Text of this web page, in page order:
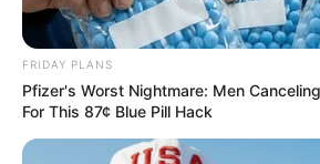
fazendo um bonito e simples
para sua casa.
FRIDAY PLANS
Pfizer's Worst Nightmare: Men
For This 87¢ Blue Pill Hack